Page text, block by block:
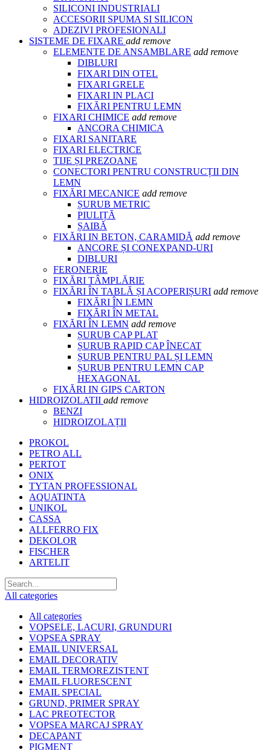
SILICONI INDUSTRIALI
ACCESORII SPUMA SI SILICON
ADEZIVI PROFESIONALI
SISTEME DE FIXARE add remove
ELEMENTE DE ANSAMBLARE add remove
DIBLURI
FIXARI DIN OTEL
FIXARI GRELE
FIXARI IN PLACI
FIXĂRI PENTRU LEMN
FIXARI CHIMICE add remove
ANCORA CHIMICA
FIXARI SANITARE
FIXARI ELECTRICE
TIJE ȘI PREZOANE
CONECTORI PENTRU CONSTRUCȚII DIN
LEMN
FIXĂRI MECANICE add remove
ȘURUB METRIC
PIULIȚĂ
ȘAIBĂ
FIXĂRI IN BETON, CARAMIDĂ add remove
ANCORE ȘI CONEXPAND-URI
DIBLURI
FERONERIE
FIXĂRI TÂMPLĂRIE
FIXĂRI ÎN TABLĂ ȘI ACOPERIȘURI add remove
FIXĂRI ÎN LEMN
FIXĂRI ÎN METAL
FIXĂRI ÎN LEMN add remove
ȘURUB CAP PLAT
ȘURUB RAPID CAP ÎNECAT
ȘURUB PENTRU PAL ȘI LEMN
ȘURUB PENTRU LEMN CAP
HEXAGONAL
FIXĂRI IN GIPS CARTON
HIDROIZOLATII add remove
BENZI
HIDROIZOLAȚII
PROKOL
PETRO ALL
PERTOT
ONIX
TYTAN PROFESSIONAL
AQUATINTA
UNIKOL
CASSA
ALLFERRO FIX
DEKOLOR
FISCHER
ARTELIT
All categories
All categories
VOPSELE, LACURI, GRUNDURI
VOPSEA SPRAY
EMAIL UNIVERSAL
EMAIL DECORATIV
EMAIL TERMOREZISTENT
EMAIL FLUORESCENT
EMAIL SPECIAL
GRUND, PRIMER SPRAY
LAC PREOTECTOR
VOPSEA MARCAJ SPRAY
DECAPANT
PIGMENT